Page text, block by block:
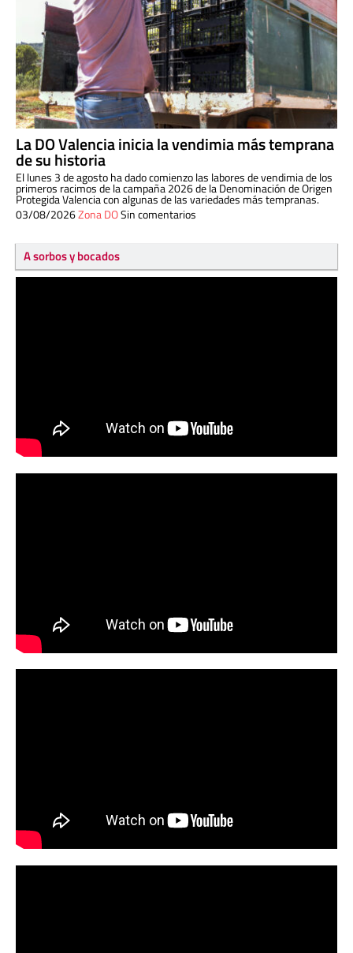
La DO Valencia inicia la vendimia más temprana
de su historia
El lunes 3 de agosto ha dado comienzo las labores de vendimia de los
primeros racimos de la campaña 2026 de la Denominación de Origen
Protegida Valencia con algunas de las variedades más tempranas.
03/08/2026Zona DOSin comentarios
A sorbos y bocados